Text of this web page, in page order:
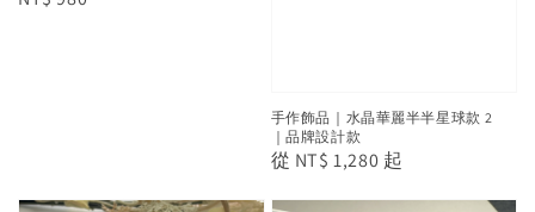
手作飾品｜水晶華麗半半星球款 2
｜品牌設計款
Regular
從 NT$ 1,280 起